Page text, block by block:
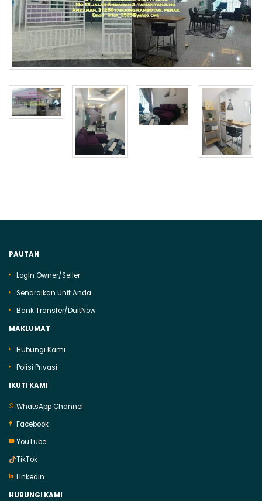
PAUTAN
LogIn Owner/Seller
Senaraikan Unit Anda
Bank Transfer/DuitNow
MAKLUMAT
Hubungi Kami
Polisi Privasi
IKUTI KAMI
WhatsApp Channel
Facebook
YouTube
TikTok
Linkedin
HUBUNGI KAMI